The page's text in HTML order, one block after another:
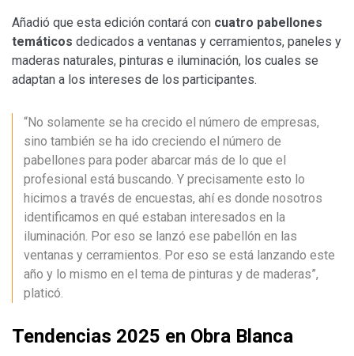
Añadió que esta edición contará con cuatro pabellones
temáticos dedicados a ventanas y cerramientos, paneles y
maderas naturales, pinturas e iluminación, los cuales se
adaptan a los intereses de los participantes.
“No solamente se ha crecido el número de empresas,
sino también se ha ido creciendo el número de
pabellones para poder abarcar más de lo que el
profesional está buscando. Y precisamente esto lo
hicimos a través de encuestas, ahí es donde nosotros
identificamos en qué estaban interesados en la
iluminación. Por eso se lanzó ese pabellón en las
ventanas y cerramientos. Por eso se está lanzando este
año y lo mismo en el tema de pinturas y de maderas”,
platicó.
Tendencias 2025 en Obra Blanca